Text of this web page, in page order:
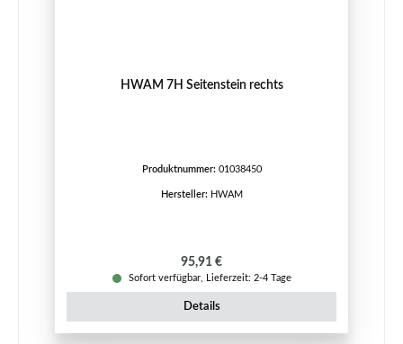
HWAM 7H Seitenstein rechts
Produktnummer: 01038450
Hersteller: HWAM
Regulärer Preis:
95,91 €
Sofort verfügbar, Lieferzeit: 2-4 Tage
Details